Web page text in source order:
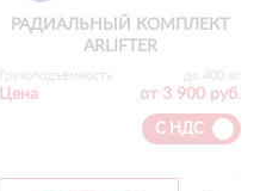
РАДИАЛЬНЫЙ КОМПЛЕКТ
ARLIFTER
Грузоподъёмность до 400 кг
Цена от 3 900 руб.
С НДС